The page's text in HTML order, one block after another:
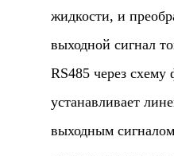
жидкости, и
выходной сигнал
RS485 через
устанавливает
выходным